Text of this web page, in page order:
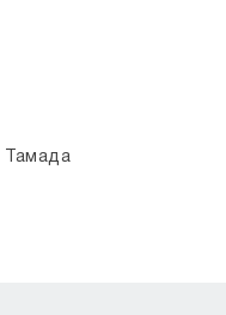
Тамада